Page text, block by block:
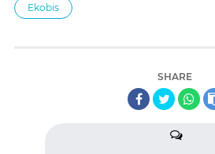
Ekobis
SHARE